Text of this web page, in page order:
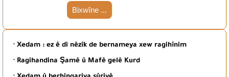
Bixwîne ...
· Xedam : ez ê di nêzîk de bernameya xew ragihînim
· Ragihandina Şamê û Mafê gelê Kurd